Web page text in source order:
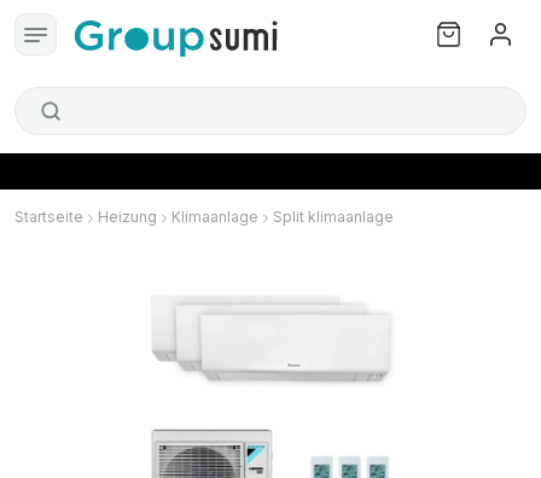
Startseite Heizung Klimaanlage Split klimaanlage